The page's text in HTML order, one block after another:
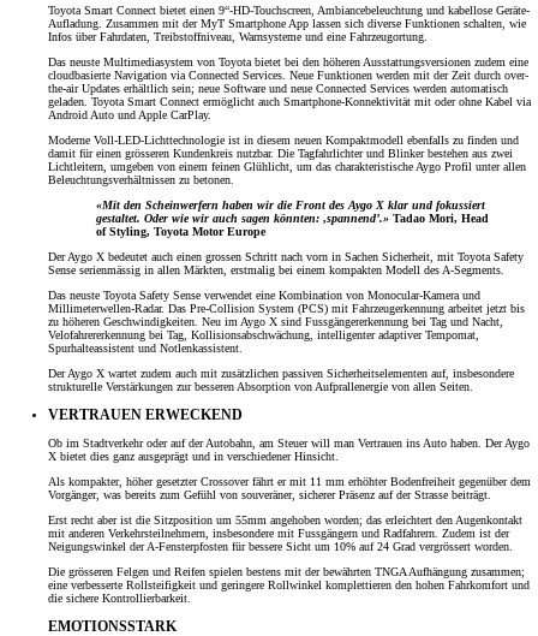
Toyota Smart Connect bietet einen 9“-HD-Touchscreen, Ambiancebeleuchtung und kabellose Geräte-
Aufladung. Zusammen mit der MyT Smartphone App lassen sich diverse Funktionen schalten, wie
Infos über Fahrdaten, Treibstoffniveau, Warnsysteme und eine Fahrzeugortung.
Das neuste Multimediasystem von Toyota bietet bei den höheren Ausstattungsversionen zudem eine
cloudbasierte Navigation via Connected Services. Neue Funktionen werden mit der Zeit durch over-
the-air Updates erhältlich sein; neue Software und neue Connected Services werden automatisch
geladen. Toyota Smart Connect ermöglicht auch Smartphone-Konnektivität mit oder ohne Kabel via
Android Auto und Apple CarPlay.
Moderne Voll-LED-Lichttechnologie ist in diesem neuen Kompaktmodell ebenfalls zu finden und
damit für einen grösseren Kundenkreis nutzbar. Die Tagfahrlichter und Blinker bestehen aus zwei
Lichtleitern, umgeben von einem feinen Glühlicht, um das charakteristische Aygo Profil unter allen
Beleuchtungsverhältnissen zu betonen.
«Mit den Scheinwerfern haben wir die Front des Aygo X klar und fokussiert
gestaltet. Oder wie wir auch sagen könnten: ‚spannend’.» Tadao Mori, Head
of Styling, Toyota Motor Europe
Der Aygo X bedeutet auch einen grossen Schritt nach vorn in Sachen Sicherheit, mit Toyota Safety
Sense serienmässig in allen Märkten, erstmalig bei einem kompakten Modell des A-Segments.
Das neuste Toyota Safety Sense verwendet eine Kombination von Monocular-Kamera und
Millimeterwellen-Radar. Das Pre-Collision System (PCS) mit Fahrzeugerkennung arbeitet jetzt bis
zu höheren Geschwindigkeiten. Neu im Aygo X sind Fussgängererkennung bei Tag und Nacht,
Velofahrererkennung bei Tag, Kollisionsabschwächung, intelligenter adaptiver Tempomat,
Spurhalteassistent und Notlenkassistent.
Der Aygo X wartet zudem auch mit zusätzlichen passiven Sicherheitselementen auf, insbesondere
strukturelle Verstärkungen zur besseren Absorption von Aufprallenergie von allen Seiten.
VERTRAUEN ERWECKEND
Ob im Stadtverkehr oder auf der Autobahn, am Steuer will man Vertrauen ins Auto haben. Der Aygo
X bietet dies ganz ausgeprägt und in verschiedener Hinsicht.
Als kompakter, höher gesetzter Crossover fährt er mit 11 mm erhöhter Bodenfreiheit gegenüber dem
Vorgänger, was bereits zum Gefühl von souveräner, sicherer Präsenz auf der Strasse beiträgt.
Erst recht aber ist die Sitzposition um 55mm angehoben worden; das erleichtert den Augenkontakt
mit anderen Verkehrsteilnehmern, insbesondere mit Fussgängern und Radfahrern. Zudem ist der
Neigungswinkel der A-Fensterpfosten für bessere Sicht um 10% auf 24 Grad vergrössert worden.
Die grösseren Felgen und Reifen spielen bestens mit der bewährten TNGA Aufhängung zusammen;
eine verbesserte Rollsteifigkeit und geringere Rollwinkel komplettieren den hohen Fahrkomfort und
die sichere Kontrollierbarkeit.
EMOTIONSSTARK